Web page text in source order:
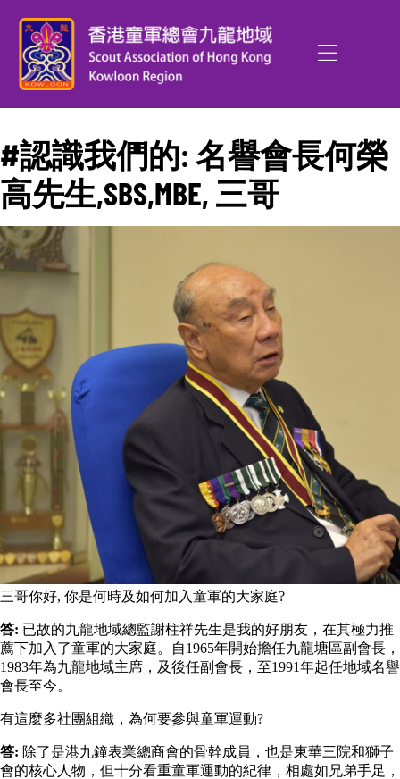
#認識我們的: 名譽會長何榮
高先生,SBS,MBE, 三哥
三哥你好, 你是何時及如何加入童軍的大家庭?
答: 已故的九龍地域總監謝柱祥先生是我的好朋友，在其極力推
薦下加入了童軍的大家庭。自1965年開始擔任九龍塘區副會長，
1983年為九龍地域主席，及後任副會長，至1991年起任地域名譽
會長至今。
有這麼多社團組織，為何要參與童軍運動?
答: 除了是港九鐘表業總商會的骨幹成員，也是東華三院和獅子
會的核心人物，但十分看重童軍運動的紀律，相處如兄弟手足，